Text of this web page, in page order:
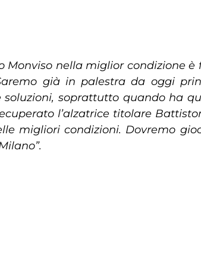
Monviso nella miglior condizione
già in palestra da oggi
soprattutto quando ha
l’alzatrice titolare
migliori condizioni. Dovremo